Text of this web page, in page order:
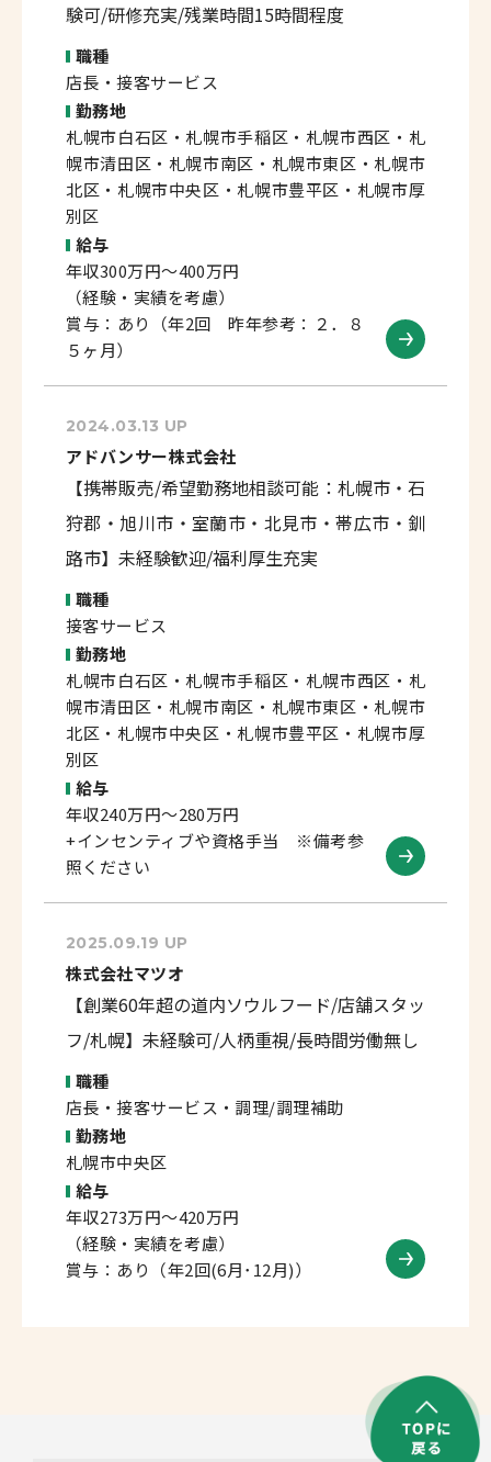
験可/研修充実/残業時間15時間程度
職種
店長・接客サービス
勤務地
札幌市白石区・札幌市手稲区・札幌市西区・札
幌市清田区・札幌市南区・札幌市東区・札幌市
北区・札幌市中央区・札幌市豊平区・札幌市厚
別区
給与
年収300万円～400万円
（経験・実績を考慮）
賞与：あり（年2回 昨年参考：２．８
５ヶ月）
2024.03.13 UP
アドバンサー株式会社
【携帯販売/希望勤務地相談可能：札幌市・石
狩郡・旭川市・室蘭市・北見市・帯広市・釧
路市】未経験歓迎/福利厚生充実
職種
接客サービス
勤務地
札幌市白石区・札幌市手稲区・札幌市西区・札
幌市清田区・札幌市南区・札幌市東区・札幌市
北区・札幌市中央区・札幌市豊平区・札幌市厚
別区
給与
年収240万円～280万円
+インセンティブや資格手当 ※備考参
照ください
2025.09.19 UP
株式会社マツオ
【創業60年超の道内ソウルフード/店舗スタッ
フ/札幌】未経験可/人柄重視/長時間労働無し
職種
店長・接客サービス・調理/調理補助
勤務地
札幌市中央区
給与
年収273万円～420万円
（経験・実績を考慮）
賞与：あり（年2回(6月･12月)）